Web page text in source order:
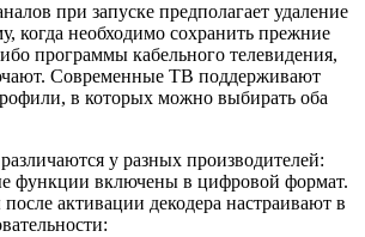
при запуске предполагает удаление
когда необходимо сохранить прежние
программы кабельного телевидения,
Современные ТВ поддерживают
в которых можно выбирать оба
у разных производителей:
функции включены в цифровой формат.
активации декодера настраивают в